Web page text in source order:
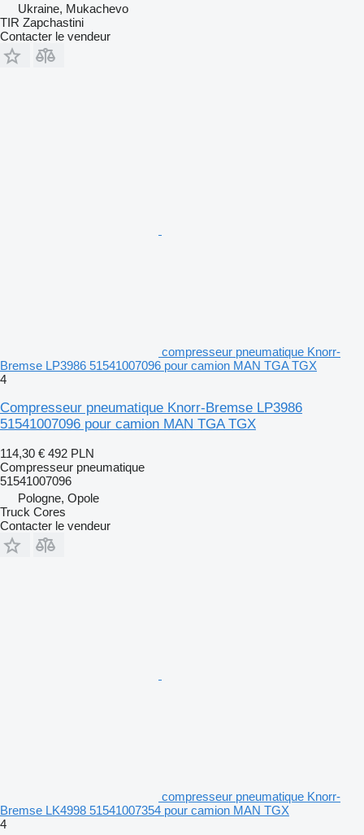
Ukraine, Mukachevo
TIR Zapchastini
Contacter le vendeur
compresseur pneumatique Knorr-
Bremse LP3986 51541007096 pour camion MAN TGA TGX
4
Compresseur pneumatique Knorr-Bremse LP3986
51541007096 pour camion MAN TGA TGX
114,30 € 492 PLN
Compresseur pneumatique
51541007096
Pologne, Opole
Truck Cores
Contacter le vendeur
compresseur pneumatique Knorr-
Bremse LK4998 51541007354 pour camion MAN TGX
4